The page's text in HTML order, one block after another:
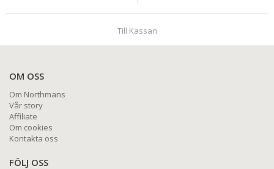
Till Kassan
OM OSS
Om Northmans
Vår story
Affiliate
Om cookies
Kontakta oss
FÖLJ OSS